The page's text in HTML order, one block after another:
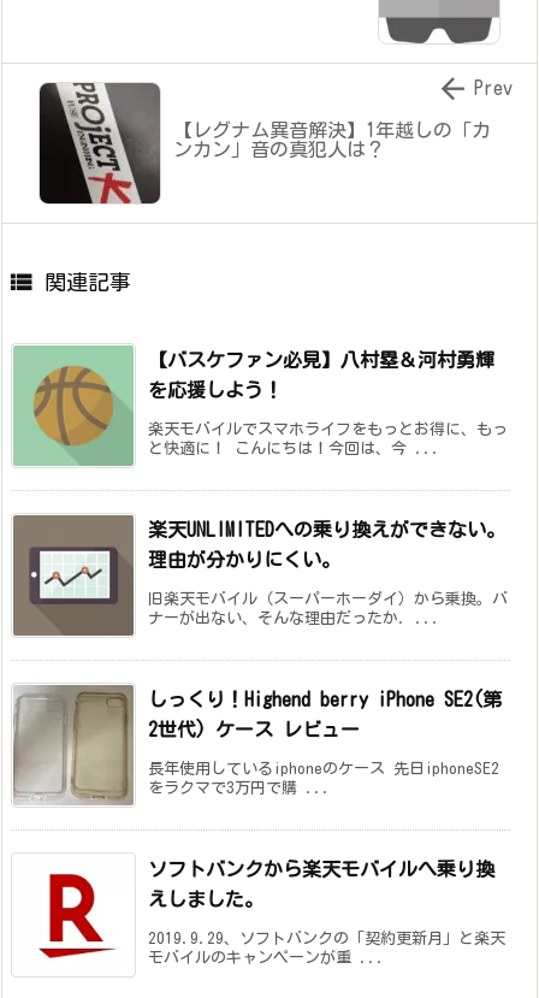
【レグナム異音解決】1年越しの「カ
ンカン」音の真犯人は？
 Prev
 関連記事
【バスケファン必見】八村塁＆河村勇輝
を応援しよう！
楽天モバイルでスマホライフをもっとお得に、もっ
と快適に！ こんにちは！今回は、今 ...
楽天UNLIMITEDへの乗り換えができない。
理由が分かりにくい。
旧楽天モバイル（スーパーホーダイ）から乗換。バ
ナーが出ない、そんな理由だったか. ...
しっくり！Highend berry iPhone SE2(第
2世代) ケース レビュー
長年使用しているiphoneのケース 先日iphoneSE2
をラクマで3万円で購 ...
ソフトバンクから楽天モバイルへ乗り換
えしました。
2019.9.29、ソフトバンクの「契約更新月」と楽天
モバイルのキャンペーンが重 ...